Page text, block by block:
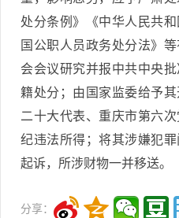
处分条例》《中华人民共
国公职人员政务处分法》
会会议研究并报中共中央
籍处分；由国家监委给予
二十大代表、重庆市第六
纪违法所得；将其涉嫌犯
起诉，所涉财物一并移送。
分享：